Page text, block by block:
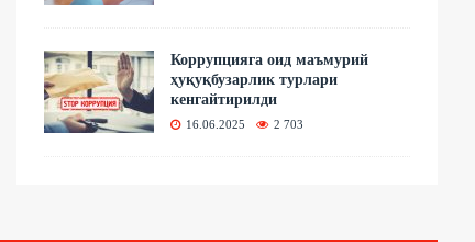
Коррупцияга оид маъмурий
ҳуқуқбузарлик турлари
кенгайтирилди
16.06.2025 2 703